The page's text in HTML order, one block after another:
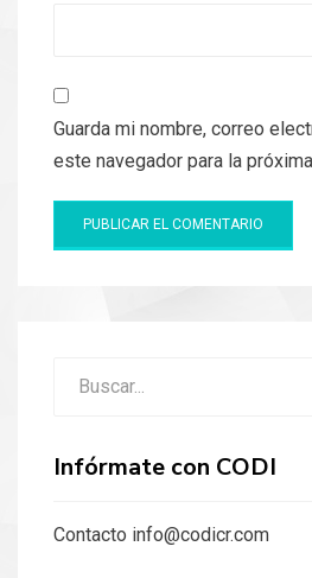
Guarda mi nombre, correo
este navegador para la
Infórmate con CODI
Contacto info@codicr.com